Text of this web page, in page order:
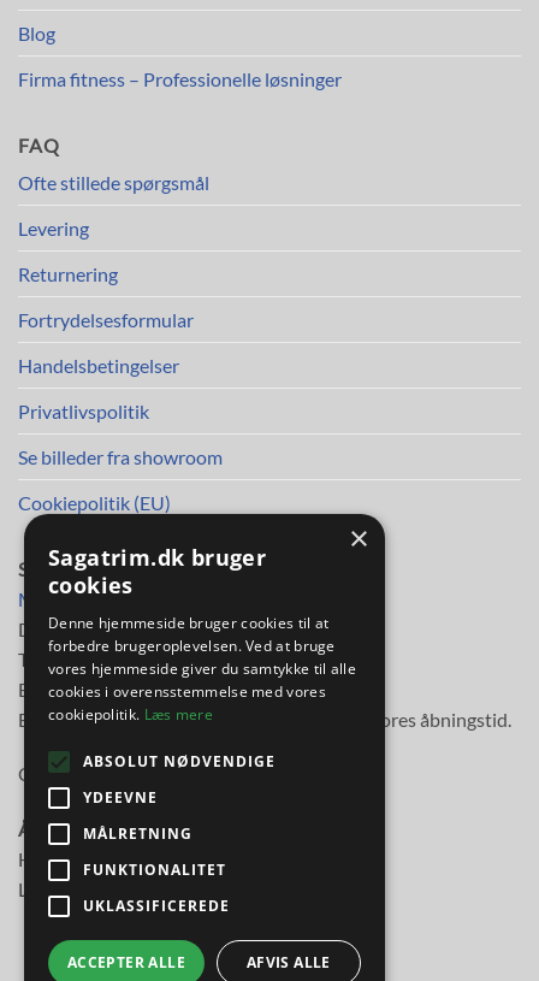
Blog
Firma fitness – Professionelle løsninger
FAQ
Ofte stillede spørgsmål
Levering
Returnering
Fortrydelsesformular
Handelsbetingelser
Privatlivspolitik
Se billeder fra showroom
Cookiepolitik (EU)
SAGA TRIM APS
Mileparken 30
DK-2730 Herlev
Telefon38 11 48 11
E-mail:info@sagatrim.dk
E-mail besvares normalt inden for 3 timer i vores åbningstid.
Cvr-nr: 89613817
Åbningstider:
Hverdage kl. 10.00-17.30
Lørdag kl. 10.00-14.00
×
Sagatrim.dk bruger
cookies
Denne hjemmeside bruger cookies til at
forbedre brugeroplevelsen. Ved at bruge
vores hjemmeside giver du samtykke til alle
cookies i overensstemmelse med vores
cookiepolitik. Læs mere
ABSOLUT NØDVENDIGE
YDEEVNE
MÅLRETNING
FUNKTIONALITET
UKLASSIFICEREDE
ACCEPTER ALLE AFVIS ALLE